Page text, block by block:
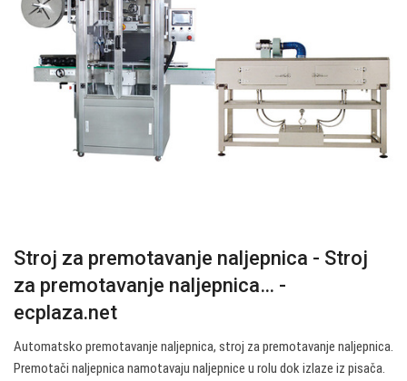
Stroj za premotavanje naljepnica - Stroj
za premotavanje naljepnica… -
ecplaza.net
Automatsko premotavanje naljepnica, stroj za premotavanje naljepnica.
Premotači naljepnica namotavaju naljepnice u rolu dok izlaze iz pisača.